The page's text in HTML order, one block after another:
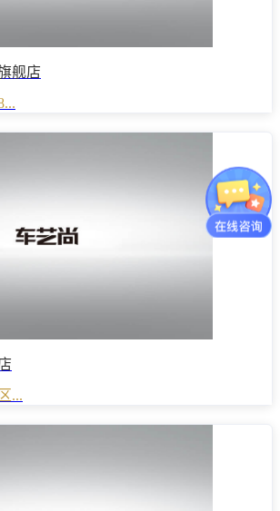
舰店
...